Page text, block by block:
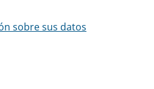
sobre sus datos